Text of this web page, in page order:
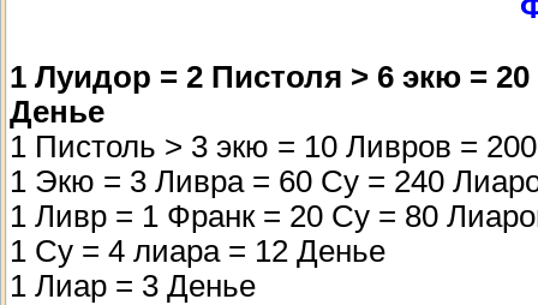
1 Луидор = 2 Пистоля > 6 экю =
Денье
1 Пистоль > 3 экю = 10 Ливров =
1 Экю = 3 Ливра = 60 Су = 240
1 Ливр = 1 Франк = 20 Су = 80
1 Су = 4 лиара = 12 Денье
1 Лиар = 3 Денье